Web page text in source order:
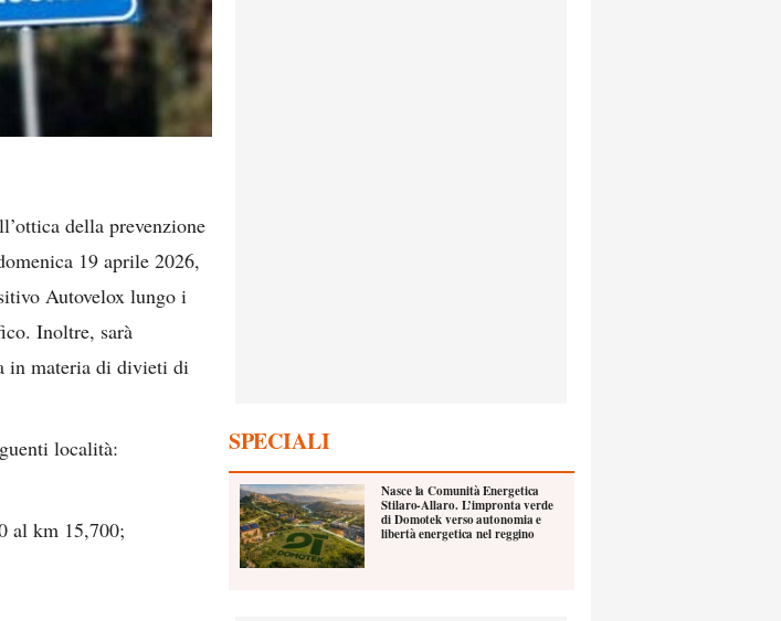
della prevenzione
19 aprile 2026,
Autovelox lungo i
Inoltre, sarà
in materia di divieti di
località:
al km 15,700;
SPECIALI
Nasce la Comunità Energetica
Stilaro-Allaro. L’impronta verde
di Domotek verso autonomia e
libertà energetica nel reggino